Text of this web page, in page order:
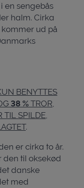
en sengebås
halm. Cirka
ud på
BENYTTES
38 % TROR,
TIL SPILDE,
.
er cirka to år.
den til oksekød
danske
med